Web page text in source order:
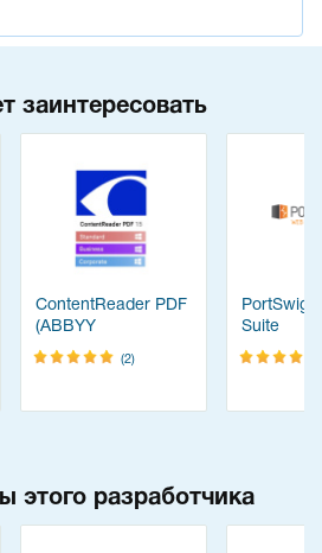
заинтересовать
ContentReader PDF
(ABBYY
FineReader)
(2)
Suite
этого разработчика